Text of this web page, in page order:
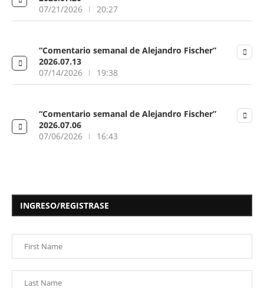
07/21/2026
20:27
“Comentario semanal de Alejandro Fischer”
2026.07.13
07/14/2026
19:38
“Comentario semanal de Alejandro Fischer”
2026.07.06
07/06/2026
16:43
INGRESO/REGISTRASE